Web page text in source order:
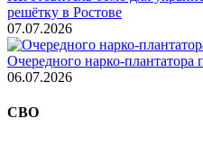
решётку в Ростове
07.07.2026
Очередного нарко-плантатора
06.07.2026
СВО